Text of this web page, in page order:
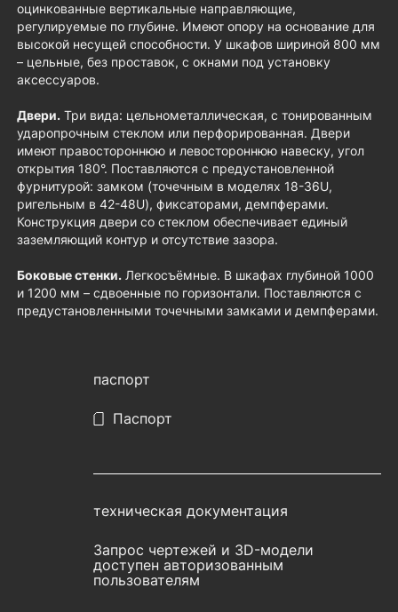
оцинкованные вертикальные направляющие,
регулируемые по глубине. Имеют опору на основание для
высокой несущей способности. У шкафов шириной 800 мм
– цельные, без проставок, с окнами под установку
аксессуаров.
Двери. Три вида: цельнометаллическая, с тонированным
ударопрочным стеклом или перфорированная. Двери
имеют правостороннюю и левостороннюю навеску, угол
открытия 180°. Поставляются с предустановленной
фурнитурой: замком (точечным в моделях 18-36U,
ригельным в 42-48U), фиксаторами, демпферами.
Конструкция двери со стеклом обеспечивает единый
заземляющий контур и отсутствие зазора.
Боковые стенки. Легкосъёмные. В шкафах глубиной 1000
и 1200 мм – сдвоенные по горизонтали. Поставляются с
предустановленными точечными замками и демпферами.
паспорт
Паспорт
техническая документация
Запрос чертежей и 3D-модели
доступен авторизованным
пользователям